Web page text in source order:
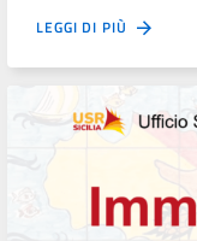
LEGGI DI PIÙ